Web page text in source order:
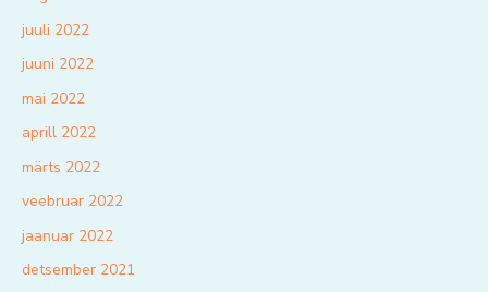
juuli 2022
juuni 2022
mai 2022
aprill 2022
märts 2022
veebruar 2022
jaanuar 2022
detsember 2021